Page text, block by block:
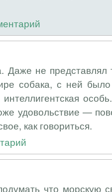
Даже не представлял
собака, с ней
интеллигентская
удовольствие —
как говориться.
что морскую